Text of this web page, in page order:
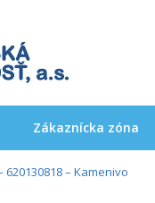
Zákaznícka zóna
620130818 – Kamenivo